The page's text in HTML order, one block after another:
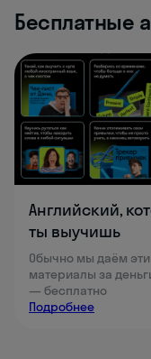
Бесплатные
Английский,
ты выучишь
Обычно мы даём эти
материалы за
— бесплатно
Подробнее